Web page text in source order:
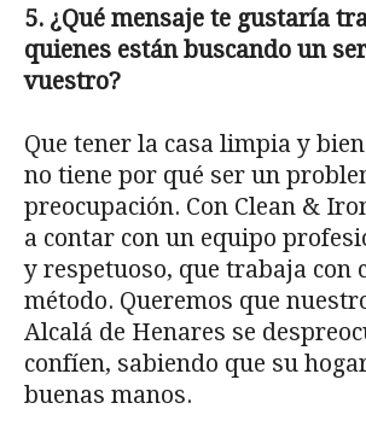
5. ¿Qué mensaje te gustaría
quienes están buscando un
vuestro?
Que tener la casa limpia y
no tiene por qué ser un
preocupación. Con Clean &
a contar con un equipo
y respetuoso, que trabaja con
método. Queremos que
Alcalá de Henares se
confíen, sabiendo que su
buenas manos.